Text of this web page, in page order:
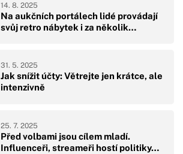
Na aukčních portálech lidé provádají
svůj retro nábytek i za několik…
14. 8. 2025
Jak snížit účty: Větrejte jen krátce, ale
intenzivně
31. 5. 2025
Před volbami jsou cílem mladí.
Influenceři, streameři hostí politiky…
25. 7. 2025